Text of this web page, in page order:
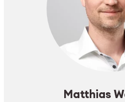
Matthias